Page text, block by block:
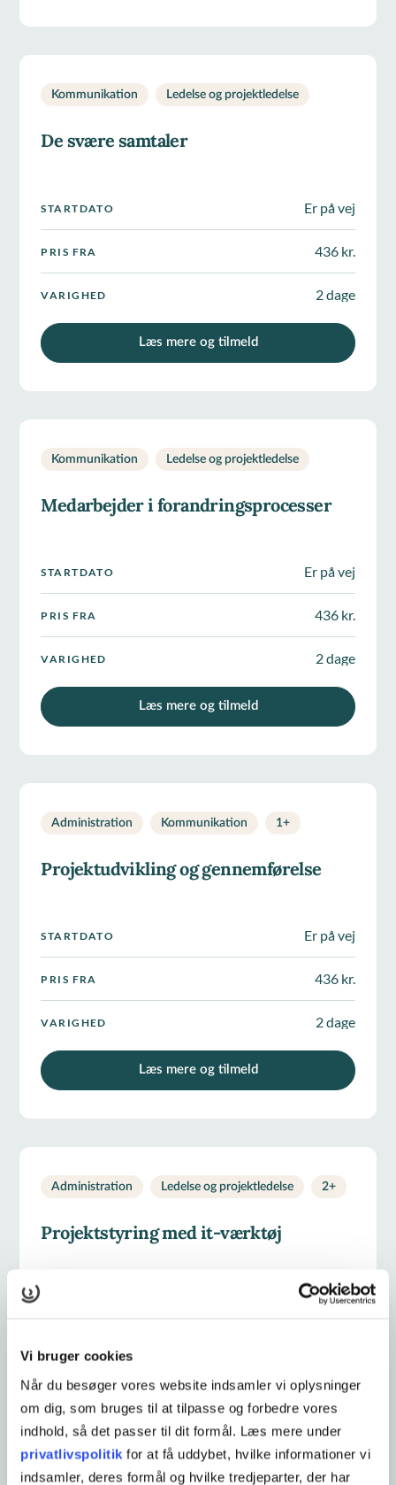
Vi bruger cookies
Når du besøger vores website indsamler vi oplysninger
om dig, som bruges til at tilpasse og forbedre vores
indhold, så det passer til dit formål. Læs mere under
privatlivspolitik for at få uddybet, hvilke informationer vi
indsamler, deres formål og hvilke tredjeparter, der har
Kommunikation Ledelse og projektledelse
De svære samtaler
STARTDATO Er på vej
PRIS FRA 436 kr.
VARIGHED 2 dage
Læs mere og tilmeld
Kommunikation Ledelse og projektledelse
Medarbejder i forandringsprocesser
STARTDATO Er på vej
PRIS FRA 436 kr.
VARIGHED 2 dage
Læs mere og tilmeld
Administration Kommunikation 1+
Projektudvikling og gennemførelse
STARTDATO Er på vej
PRIS FRA 436 kr.
VARIGHED 2 dage
Læs mere og tilmeld
Administration Ledelse og projektledelse 2+
Projektstyring med it-værktøj
Løbende
VARIGHED 2 dage
Læs mere og tilmeld